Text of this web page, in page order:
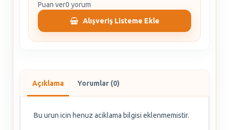
Puan ver0 yorum
Alışveriş Listeme Ekle
Açıklama Yorumlar (0)
Bu urun icin henuz aciklama bilgisi eklenmemistir.